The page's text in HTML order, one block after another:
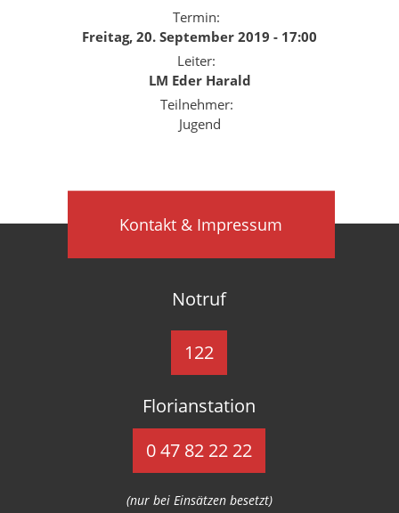
Termin:
Freitag, 20. September 2019 - 17:00
Leiter:
LM Eder Harald
Teilnehmer:
Jugend
Kontakt & Impressum
Notruf
122
Florianstation
0 47 82 22 22
(nur bei Einsätzen besetzt)